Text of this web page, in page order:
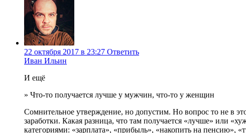
22 октября 2017 в 23:27 Ответить
Иван Ильин
И ещё
» Что-то получается лучше у мужчин, что-то у женщин
Сомнительное утверждение, но допустим. Но вопрос то не в
заработки. Какая разница, что там получается «лучше» или
категориями: «зарплата», «прибыль», «накопить на пенсию»,